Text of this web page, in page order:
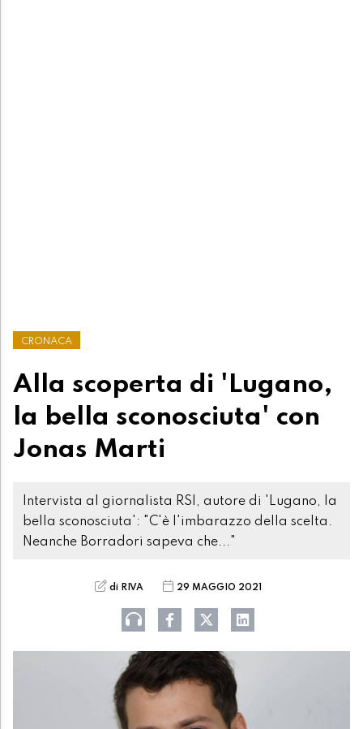
CRONACA
Alla scoperta di 'Lugano,
la bella sconosciuta' con
Jonas Marti
Intervista al giornalista RSI, autore di 'Lugano, la
bella sconosciuta': "C'è l'imbarazzo della scelta.
Neanche Borradori sapeva che..."
di RIVA 29 MAGGIO 2021